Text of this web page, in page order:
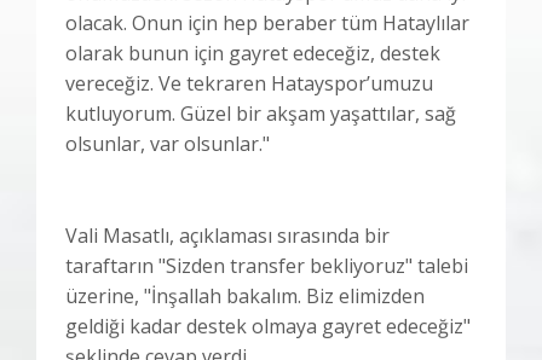
olacak. Onun için hep beraber tüm Hataylılar
olarak bunun için gayret edeceğiz, destek
vereceğiz. Ve tekraren Hatayspor’umuzu
kutluyorum. Güzel bir akşam yaşattılar, sağ
olsunlar, var olsunlar."
Vali Masatlı, açıklaması sırasında bir
taraftarın "Sizden transfer bekliyoruz" talebi
üzerine, "İnşallah bakalım. Biz elimizden
geldiği kadar destek olmaya gayret edeceğiz"